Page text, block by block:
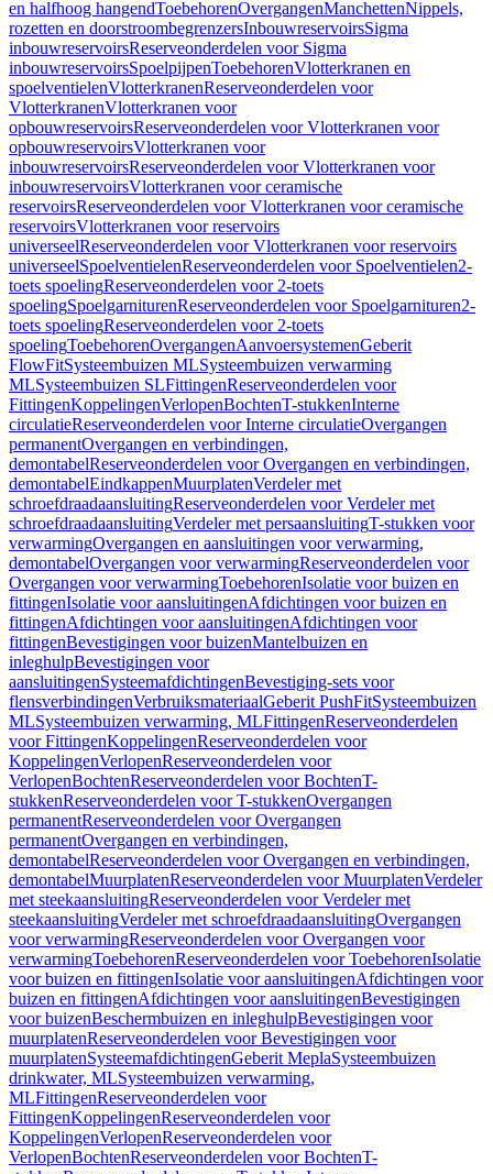
en halfhoog hangendToebehorenOvergangenManchettenNippels,
rozetten en doorstroombegrenzersInbouwreservoirsSigma
inbouwreservoirsReserveonderdelen voor Sigma
inbouwreservoirsSpoelpijpenToebehorenVlotterkranen en
spoelventielenVlotterkranenReserveonderdelen voor
VlotterkranenVlotterkranen voor
opbouwreservoirsReserveonderdelen voor Vlotterkranen voor
opbouwreservoirsVlotterkranen voor
inbouwreservoirsReserveonderdelen voor Vlotterkranen voor
inbouwreservoirsVlotterkranen voor ceramische
reservoirsReserveonderdelen voor Vlotterkranen voor ceramische
reservoirsVlotterkranen voor reservoirs
universeelReserveonderdelen voor Vlotterkranen voor reservoirs
universeelSpoelventielenReserveonderdelen voor Spoelventielen2-
toets spoelingReserveonderdelen voor 2-toets
spoelingSpoelgarniturenReserveonderdelen voor Spoelgarnituren2-
toets spoelingReserveonderdelen voor 2-toets
spoelingToebehorenOvergangenAanvoersystemenGeberit
FlowFitSysteembuizen MLSysteembuizen verwarming
MLSysteembuizen SLFittingenReserveonderdelen voor
FittingenKoppelingenVerlopenBochtenT-stukkenInterne
circulatieReserveonderdelen voor Interne circulatieOvergangen
permanentOvergangen en verbindingen,
demontabelReserveonderdelen voor Overgangen en verbindingen,
demontabelEindkappenMuurplatenVerdeler met
schroefdraadaansluitingReserveonderdelen voor Verdeler met
schroefdraadaansluitingVerdeler met persaansluitingT-stukken voor
verwarmingOvergangen en aansluitingen voor verwarming,
demontabelOvergangen voor verwarmingReserveonderdelen voor
Overgangen voor verwarmingToebehorenIsolatie voor buizen en
fittingenIsolatie voor aansluitingenAfdichtingen voor buizen en
fittingenAfdichtingen voor aansluitingenAfdichtingen voor
fittingenBevestigingen voor buizenMantelbuizen en
inleghulpBevestigingen voor
aansluitingenSysteemafdichtingenBevestiging-sets voor
flensverbindingenVerbruiksmateriaalGeberit PushFitSysteembuizen
MLSysteembuizen verwarming, MLFittingenReserveonderdelen
voor FittingenKoppelingenReserveonderdelen voor
KoppelingenVerlopenReserveonderdelen voor
VerlopenBochtenReserveonderdelen voor BochtenT-
stukkenReserveonderdelen voor T-stukkenOvergangen
permanentReserveonderdelen voor Overgangen
permanentOvergangen en verbindingen,
demontabelReserveonderdelen voor Overgangen en verbindingen,
demontabelMuurplatenReserveonderdelen voor MuurplatenVerdeler
met steekaansluitingReserveonderdelen voor Verdeler met
steekaansluitingVerdeler met schroefdraadaansluitingOvergangen
voor verwarmingReserveonderdelen voor Overgangen voor
verwarmingToebehorenReserveonderdelen voor ToebehorenIsolatie
voor buizen en fittingenIsolatie voor aansluitingenAfdichtingen voor
buizen en fittingenAfdichtingen voor aansluitingenBevestigingen
voor buizenBeschermbuizen en inleghulpBevestigingen voor
muurplatenReserveonderdelen voor Bevestigingen voor
muurplatenSysteemafdichtingenGeberit MeplaSysteembuizen
drinkwater, MLSysteembuizen verwarming,
MLFittingenReserveonderdelen voor
FittingenKoppelingenReserveonderdelen voor
KoppelingenVerlopenReserveonderdelen voor
VerlopenBochtenReserveonderdelen voor BochtenT-